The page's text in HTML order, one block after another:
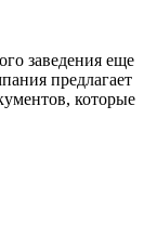
заведения еще
предлагает
которые